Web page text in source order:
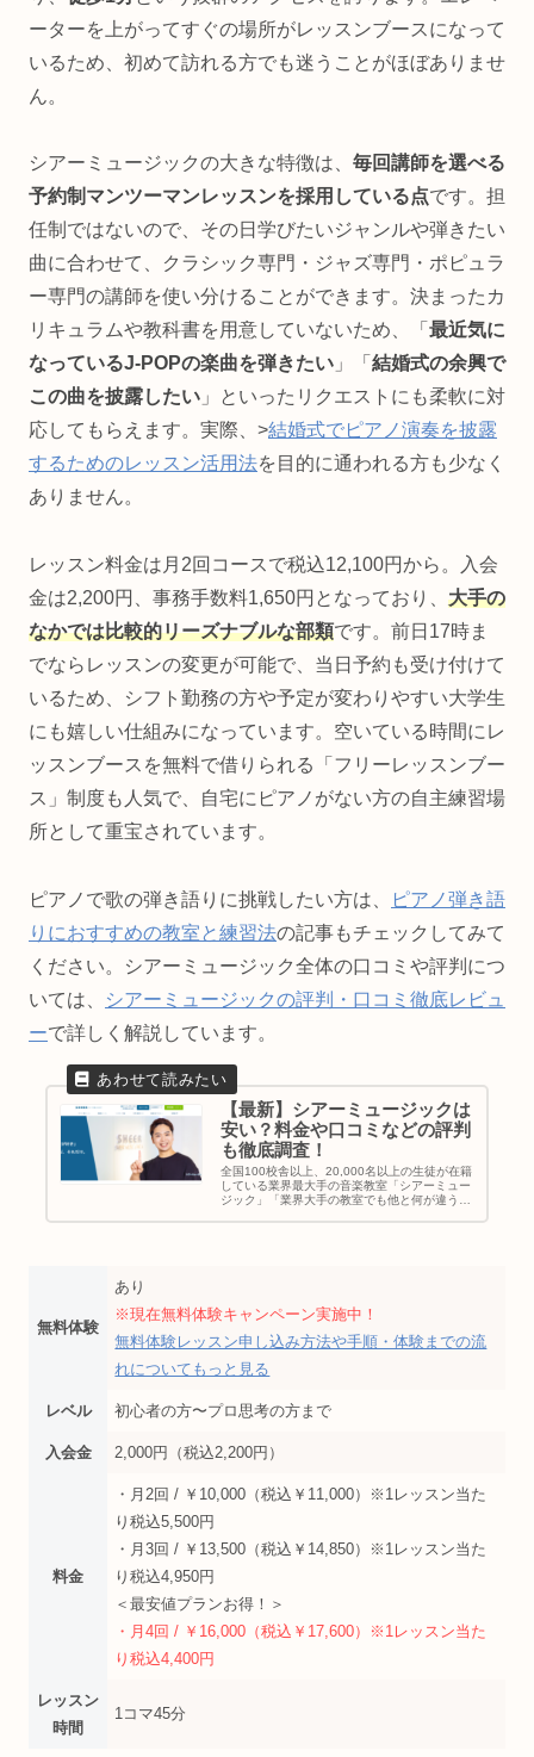
ーターを上がってすぐの場所がレッスンブースになって
いるため、初めて訪れる方でも迷うことがほぼありませ
ん。
シアーミュージックの大きな特徴は、 毎回講師を選べる
予約制マンツーマンレッスンを採用している点です。担
任制ではないので、その日学びたいジャンルや弾きたい
曲に合わせて、クラシック専門・ジャズ専門・ポピュラ
ー専門の講師を使い分けることができます。決まったカ
リキュラムや教科書を用意していないため、「 最近気に
なっているJ-POPの楽曲を弾きたい 」「 結婚式の余興で
この曲を披露したい 」といったリクエストにも柔軟に対
応してもらえます。実際、>結婚式でピアノ演奏を披露
するためのレッスン活用法を目的に通われる方も少なく
ありません。
レッスン料金は月2回コースで税込12,100円から。入会
金は2,200円、事務手数料1,650円となっており、 大手の
なかでは比較的リーズナブルな部類です。前日17時ま
でならレッスンの変更が可能で、当日予約も受け付けて
いるため、シフト勤務の方や予定が変わりやすい大学生
にも嬉しい仕組みになっています。空いている時間にレ
ッスンブースを無料で借りられる「フリーレッスンブー
ス」制度も人気で、自宅にピアノがない方の自主練習場
所として重宝されています。
ピアノで歌の弾き語りに挑戦したい方は、
ピアノ弾き語
りにおすすめの教室と練習法の記事もチェックしてみて
ください。シアーミュージック全体の口コミや評判につ
いては、
シアーミュージックの評判・口コミ徹底レビュ
ーで詳しく解説しています。
【最新】シアーミュージックは
安い？料金や口コミなどの評判
も徹底調査！
全国100校舎以上、20,000名以上の生徒が在籍
している業界最大手の音楽教室「シアーミュー
ジック」「業界大手の教室でも他と何が違う
無料体験
あり
※現在無料体験キャンペーン実施中！
無料体験レッスン申し込み方法や手順・体験までの流
れについてもっと見る
レベル 初心者の方〜プロ思考の方まで
入会金 2,000円（税込2,200円）
料金
・月2回 / ￥10,000（税込￥11,000）※1レッスン当た
り税込5,500円
・月3回 / ￥13,500（税込￥14,850）※1レッスン当た
り税込4,950円
＜最安値プランお得！＞
・月4回 / ￥16,000（税込￥17,600）※1レッスン当た
り税込4,400円
レッスン
時間
1コマ45分